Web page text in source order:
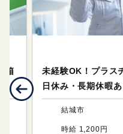
箱
未経験OK！プラス
日休み・長期休暇あ
結城市
時給 1,200円